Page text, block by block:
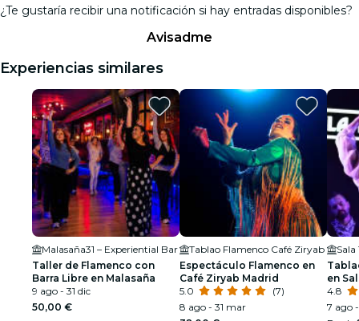
¿Te gustaría recibir una notificación si hay entradas disponibles?
Avisadme
Experiencias similares
Malasaña31 – Experiential Bar
Taller de Flamenco con
Barra Libre en Malasaña
9 ago - 31 dic
50,00 €
Tablao Flamenco Café Ziryab
Espectáculo Flamenco en
Café Ziryab Madrid
5.0
(7)
8 ago - 31 mar
en
4.8
7 ago